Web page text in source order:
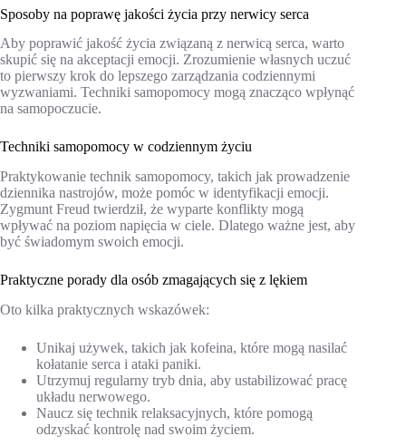
Sposoby na poprawę jakości życia przy nerwicy serca
Aby poprawić jakość życia związaną z nerwicą serca, warto
skupić się na akceptacji emocji. Zrozumienie własnych uczuć
to pierwszy krok do lepszego zarządzania codziennymi
wyzwaniami. Techniki samopomocy mogą znacząco wpłynąć
na samopoczucie.
Techniki samopomocy w codziennym życiu
Praktykowanie technik samopomocy, takich jak prowadzenie
dziennika nastrojów, może pomóc w identyfikacji emocji.
Zygmunt Freud twierdził, że wyparte konflikty mogą
wpływać na poziom napięcia w ciele. Dlatego ważne jest, aby
być świadomym swoich emocji.
Praktyczne porady dla osób zmagających się z lękiem
Oto kilka praktycznych wskazówek:
Unikaj używek, takich jak kofeina, które mogą nasilać
kołatanie serca i ataki paniki.
Utrzymuj regularny tryb dnia, aby ustabilizować pracę
układu nerwowego.
Naucz się technik relaksacyjnych, które pomogą
odzyskać kontrolę nad swoim życiem.